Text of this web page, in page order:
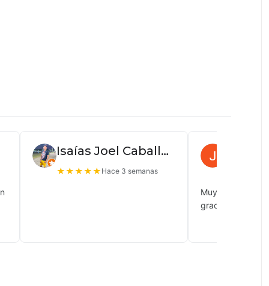
Isaías Joel Caballero
★★★★★ Hace 3 semanas
Muy buena
gracias